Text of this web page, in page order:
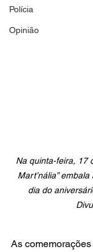
Polícia
Opinião
Na quinta-feira, 17
Mart’nália”
dia do
As